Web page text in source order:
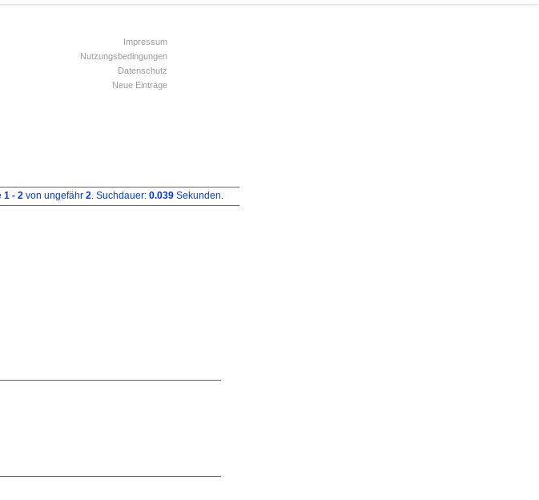
Impressum
Nutzungsbedingungen
Datenschutz
Neue Einträge
1 - 2 von ungefähr 2. Suchdauer: 0.039 Sekunden.